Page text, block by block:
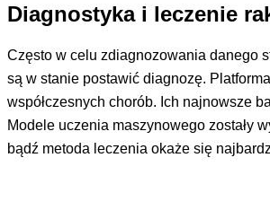
Diagnostyka i leczenie
Często w celu zdiagnozowania danego
są w stanie postawić diagnozę.
współczesnych chorób. Ich najnowsze
Modele uczenia maszynowego zostały
bądź metoda leczenia okaże się